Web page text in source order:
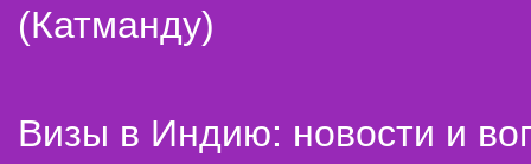
(Катманду)
Визы в Индию: новости и